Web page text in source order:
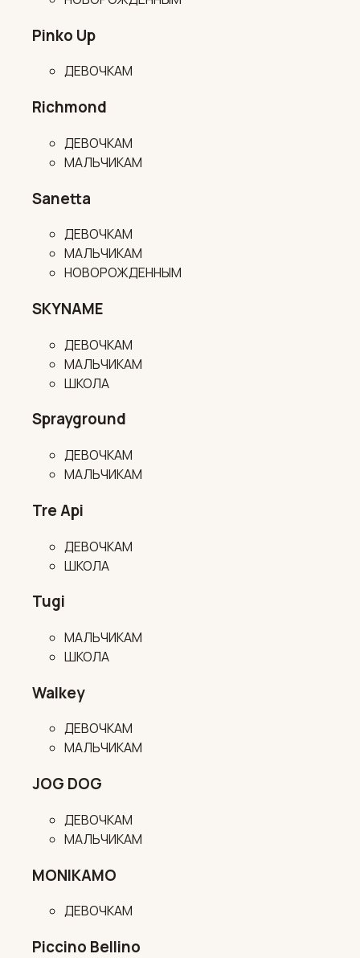
Pinko Up
ДЕВОЧКАМ
Richmond
ДЕВОЧКАМ
МАЛЬЧИКАМ
Sanetta
ДЕВОЧКАМ
МАЛЬЧИКАМ
НОВОРОЖДЕННЫМ
SKYNAME
ДЕВОЧКАМ
МАЛЬЧИКАМ
ШКОЛА
Sprayground
ДЕВОЧКАМ
МАЛЬЧИКАМ
Tre Api
ДЕВОЧКАМ
ШКОЛА
Tugi
МАЛЬЧИКАМ
ШКОЛА
Walkey
ДЕВОЧКАМ
МАЛЬЧИКАМ
JOG DOG
ДЕВОЧКАМ
МАЛЬЧИКАМ
MONIKAMO
ДЕВОЧКАМ
Piccino Bellino